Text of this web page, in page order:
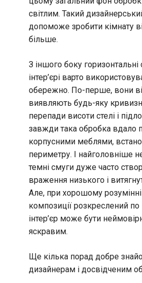
світлим. Такий
допоможе зробити кімнату
більше.
З іншого боку горизонтальні
інтер’єрі варто
обережно. По-перше, вони
виявляють будь-яку
перепади висоти стелі і
завжди така обробка вдало
корпусними меблями,
периметру. І найголовніше
темні смуги дуже часто
враження низького і
Але, при хорошому розумінні
композиції розкреслений по
інтер’єр може бути
яскравим.
Ще кілька порад добре
дизайнерам і досвідченим